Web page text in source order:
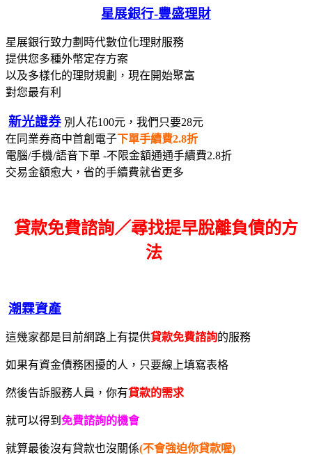
星展銀行-豐盛理財
星展銀行致力劃時代數位化理財服務
提供您多種外幣定存方案
以及多樣化的理財規劃，現在開始聚富
對您最有利
新光證券 別人花100元，我們只要28元
在同業券商中首創電子下單手續費2.8折
電腦/手機/語音下單 -不限金額通通手續費2.8折
交易金額愈大，省的手續費就省更多
貸款免費諮詢／尋找提早脫離負債的方
法
潮霖資產
這幾家都是目前網路上有提供貸款免費諮詢的服務
如果有資金債務困擾的人，只要線上填寫表格
然後告訴服務人員，你有貸款的需求
就可以得到 免費諮詢的機會
就算最後沒有貸款也沒關係(不會強迫你貸款喔)